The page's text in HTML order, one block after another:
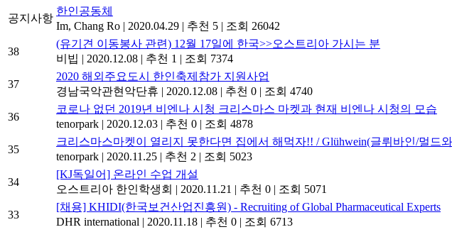
공지사항
한인공동체
Im, Chang Ro | 2020.04.29 | 추천 5 | 조회 26042
38
(유기견 이동봉사 관련) 12월 17일에 한국>>오스트리아 가시는 분
비빕 | 2020.12.08 | 추천 1 | 조회 7374
37
2020 해외주요도시 한인축제참가 지원사업
경남국악관현악단휴 | 2020.12.08 | 추천 0 | 조회 4740
36
코로나 없던 2019년 비엔나 시청 크리스마스 마켓과 현재 비엔나 시청의 모습
tenorpark | 2020.12.03 | 추천 0 | 조회 4878
35
크리스마스마켓이 열리지 못한다면 집에서 해먹자!! / Glühwein(글뤼바인/멀드
tenorpark | 2020.11.25 | 추천 2 | 조회 5023
34
[KJ독일어] 온라인 수업 개설
오스트리아 한인학생회 | 2020.11.21 | 추천 0 | 조회 5071
33
[채용] KHIDI(한국보건산업진흥원) - Recruiting of Global Pharmaceutical Experts
DHR international | 2020.11.18 | 추천 0 | 조회 6713